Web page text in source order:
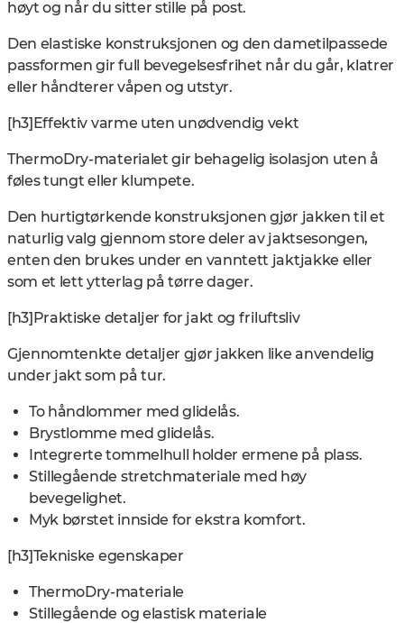
høyt og når du sitter stille på post.
Den elastiske konstruksjonen og den dametilpassede
passformen gir full bevegelsesfrihet når du går, klatrer
eller håndterer våpen og utstyr.
[h3]Effektiv varme uten unødvendig vekt
ThermoDry-materialet gir behagelig isolasjon uten å
føles tungt eller klumpete.
Den hurtigtørkende konstruksjonen gjør jakken til et
naturlig valg gjennom store deler av jaktsesongen,
enten den brukes under en vanntett jaktjakke eller
som et lett ytterlag på tørre dager.
[h3]Praktiske detaljer for jakt og friluftsliv
Gjennomtenkte detaljer gjør jakken like anvendelig
under jakt som på tur.
To håndlommer med glidelås.
Brystlomme med glidelås.
Integrerte tommelhull holder ermene på plass.
Stillegående stretchmateriale med høy
bevegelighet.
Myk børstet innside for ekstra komfort.
[h3]Tekniske egenskaper
ThermoDry-materiale
Stillegående og elastisk materiale